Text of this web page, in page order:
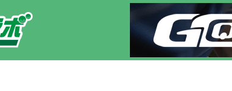
スケジュールのお知らせのページです。新宿区、若松河田で気軽にゴルフレッスン！